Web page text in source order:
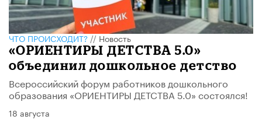
ЧТО ПРОИСХОДИТ?//Новость
«ОРИЕНТИРЫ ДЕТСТВА 5.0»
объединил дошкольное детство
Всероссийский форум работников дошкольного
образования «ОРИЕНТИРЫ ДЕТСТВА 5.0» состоялся!
18 августа